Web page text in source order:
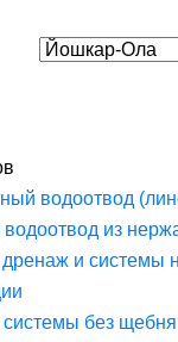
водоотвод
водоотвод из
и системы
без щебня